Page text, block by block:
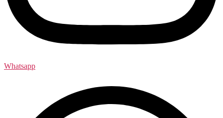
Whatsapp